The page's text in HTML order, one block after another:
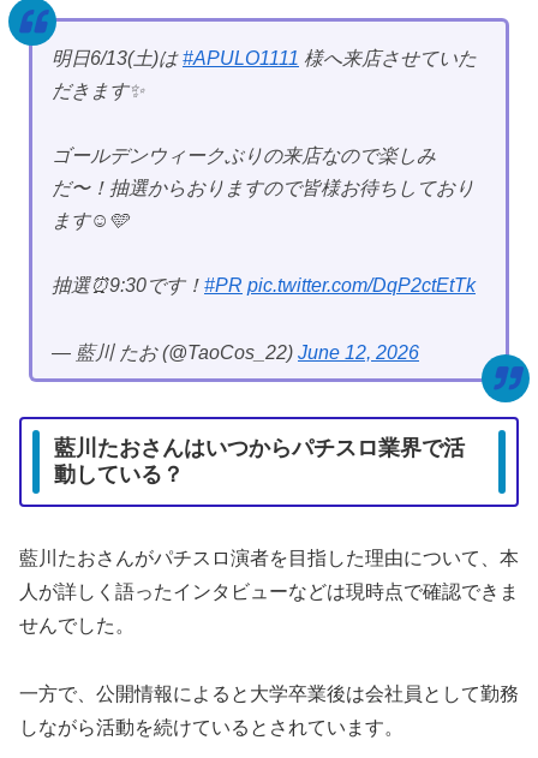
明日6/13(土)は#APULO1111 様へ来店させていた
だきます✨
ゴールデンウィークぶりの来店なので楽しみ
だ〜！抽選からおりますので皆様お待ちしており
ます☺️🩵
抽選⏰9:30です！ #PR pic.twitter.com/DqP2ctEtTk
— 藍川 たお (@TaoCos_22) June 12, 2026
藍川たおさんはいつからパチスロ業界で活
動している？
藍川たおさんがパチスロ演者を目指した理由について、本
人が詳しく語ったインタビューなどは現時点で確認できま
せんでした。
一方で、公開情報によると大学卒業後は会社員として勤務
しながら活動を続けているとされています。